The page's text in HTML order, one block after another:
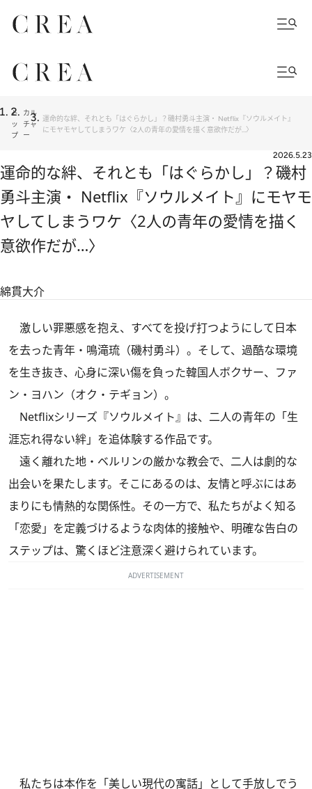
ト
ッ
プ
カル
チャ
ー
運命的な絆、それとも「はぐらかし」？磯村勇斗主演・ Netflix『ソウルメイト』
にモヤモヤしてしまうワケ〈2人の青年の愛情を描く意欲作だが…〉
2026.5.23
運命的な絆、それとも「はぐらかし」？磯村
勇斗主演・ Netflix『ソウルメイト』にモヤモ
ヤしてしまうワケ〈2人の青年の愛情を描く
意欲作だが…〉
綿貫大介
激しい罪悪感を抱え、すべてを投げ打つようにして日本
を去った青年・鳴滝琉（磯村勇斗）。そして、過酷な環境
を生き抜き、心身に深い傷を負った韓国人ボクサー、ファ
ン・ヨハン（オク・テギョン）。
Netflixシリーズ『ソウルメイト』は、二人の青年の「生
涯忘れ得ない絆」を追体験する作品です。
遠く離れた地・ベルリンの厳かな教会で、二人は劇的な
出会いを果たします。そこにあるのは、友情と呼ぶにはあ
まりにも情熱的な関係性。その一方で、私たちがよく知る
「恋愛」を定義づけるような肉体的接触や、明確な告白の
ステップは、驚くほど注意深く避けられています。
ADVERTISEMENT
私たちは本作を「美しい現代の寓話」として手放しでう